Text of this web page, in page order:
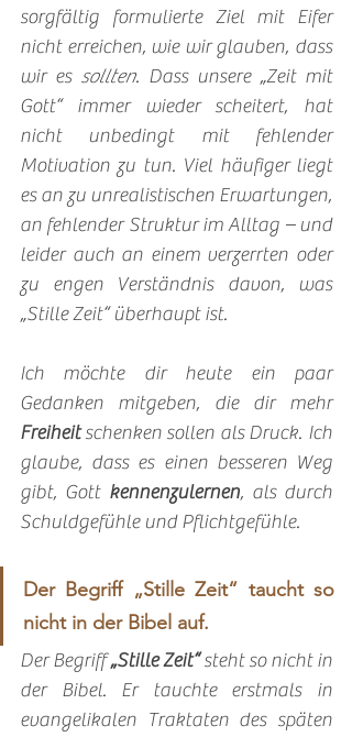
sorgfältig formulierte Ziel mit Eifer
nicht erreichen, wie wir glauben, dass
wir es sollten. Dass unsere „Zeit mit
Gott“ immer wieder scheitert, hat
nicht unbedingt mit fehlender
Motivation zu tun. Viel häufiger liegt
es an zu unrealistischen Erwartungen,
an fehlender Struktur im Alltag – und
leider auch an einem verzerrten oder
zu engen Verständnis davon, was
„Stille Zeit“ überhaupt ist.
Ich möchte dir heute ein paar
Gedanken mitgeben, die dir mehr
Freiheit schenken sollen als Druck. Ich
glaube, dass es einen besseren Weg
gibt, Gott kennenzulernen, als durch
Schuldgefühle und Pflichtgefühle.
Der Begriff „Stille Zeit“ taucht so
nicht in der Bibel auf.
Der Begriff „Stille Zeit“ steht so nicht in
der Bibel. Er tauchte erstmals in
evangelikalen Traktaten des späten